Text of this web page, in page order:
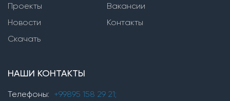
Насосы серии SVP(i,n)
Насосы серии TMV
Насосы серии ЦНС
Насосы серии TM, TMB
Проекты
Новости
Скачать
Вакансии
Контакты
НАШИ КОНТАКТЫ
Телефоны: +99895 158 29 21;